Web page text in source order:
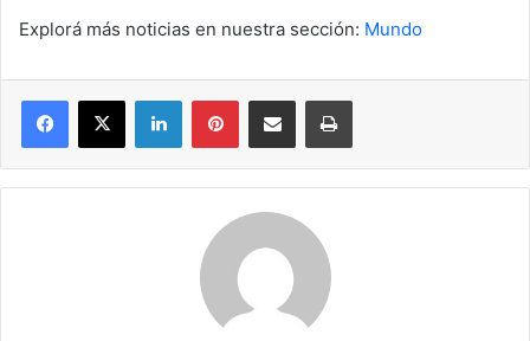
Explorá más noticias en nuestra sección: Mundo
Facebook
X LinkedInPinterestCompartir por correo electrónicoImprimir